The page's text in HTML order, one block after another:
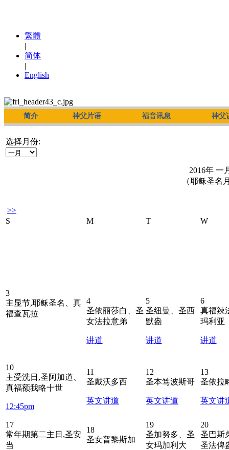
繁體
|
简体
|
English
简介 神父片语 福音讯息 神父
选择月份:
2016年 一
（耶稣圣名
>>
S
M T W
3
主显节,耶稣圣名、真
福查瓦拉
4
圣依丽莎白、圣
女法拉意弟
讲道
5
圣纽曼、圣西
默盎
讲道
6
真福辣
玛利亚
讲道
10
主受洗日,圣阿加道、
真福额我略十世
12:45pm
11
圣戴沃多西
英文讲道
12
圣本笃波斯哥
英文讲道
13
圣依拉
英文讲
17
常年期第二主日,圣安
当
18
圣女普黎斯加
19
圣加努多、圣
女玛加利大
20
圣巴斯
圣法俾